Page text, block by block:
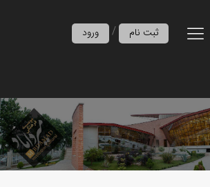
ورود / ثبت نام